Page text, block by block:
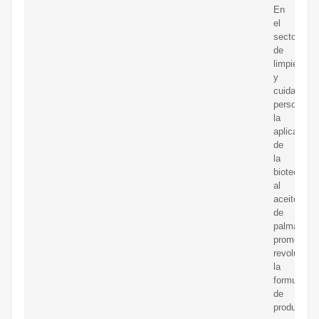
En
el
sector
de
limpieza
y
cuidado
personal,
la
aplicación
de
la
al
aceite
de
palma
promete
la
de
productos